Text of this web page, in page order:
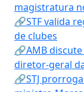
magistratura
🔗STF valida
de clubes
🔗AMB
diretor-geral
🔗STJ